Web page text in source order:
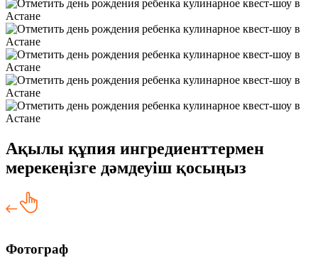
Ақылы құпия ингредиенттермен
мерекеңізге дәмдеуіш қосыңыз
Фотограф